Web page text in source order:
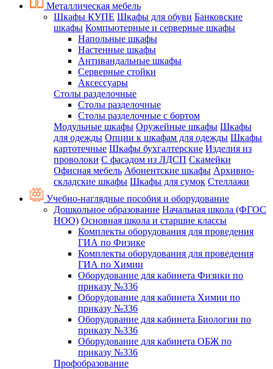
Металлическая мебель
Шкафы КУПЕ Шкафы для обуви Банковские
шкафы Компьютерные и серверные шкафы
Напольные шкафы
Настенные шкафы
Антивандальные шкафы
Серверные стойки
Аксессуары
Столы разделочные
Столы разделочные
Столы разделочные с бортом
Модульные шкафы Оружейные шкафы Шкафы
для одежды Опции к шкафам для одежды Шкафы
картотечные Шкафы бухгалтерские Изделия из
проволоки С фасадом из ЛДСП Скамейки
Офисная мебель Абонентские шкафы Архивно-
складские шкафы Шкафы для сумок Стеллажи
Учебно-наглядные пособия и оборудование
Дошкольное образование Начальная школа (ФГОС
НОО) Основная школа и старшие классы
Комплекты оборудования для проведения
ГИА по Физике
Комплекты оборудования для проведения
ГИА по Химии
Оборудование для кабинета Физики по
приказу №336
Оборудование для кабинета Химии по
приказу №336
Оборудование для кабинета Биологии по
приказу №336
Оборудование для кабинета ОБЖ по
приказу №336
Профобразование